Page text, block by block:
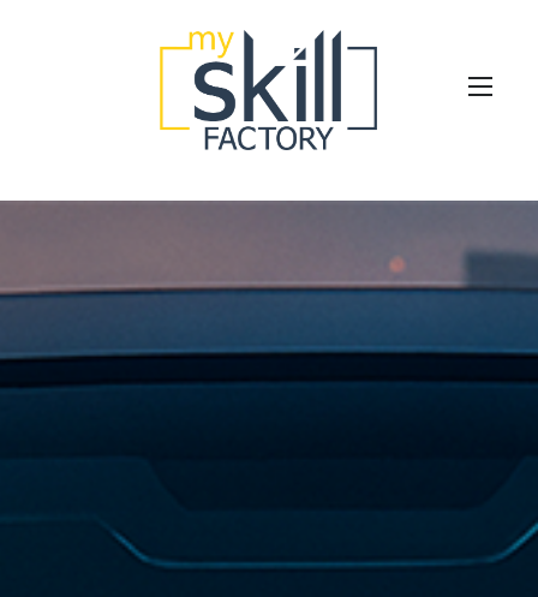
Les clés de la formation digitale